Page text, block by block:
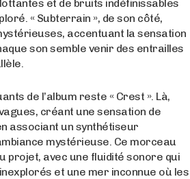
et de bruits indéfinissables
« Subterrain », de son côté,
accentuant la sensation
son semble venir des entrailles
de l’album reste « Crest ». Là,
créant une sensation de
associant un synthétiseur
mystérieuse. Ce morceau
projet, avec une fluidité sonore qui
et une mer inconnue où les